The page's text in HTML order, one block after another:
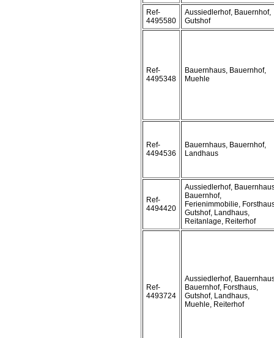
Ref-
4495580
Aussiedlerhof, Bauernhof,
Gutshof
Ref-
4495348
Bauernhaus, Bauernhof,
Muehle
Ref-
4494536
Bauernhaus, Bauernhof,
Landhaus
Ref-
4494420
Aussiedlerhof,
Bauernhof,
Ferienimmobilie,
Gutshof, Landhaus,
Reitanlage, Reiterhof
Ref-
4493724
Aussiedlerhof,
Bauernhof, Forsthaus,
Gutshof, Landhaus,
Muehle, Reiterhof